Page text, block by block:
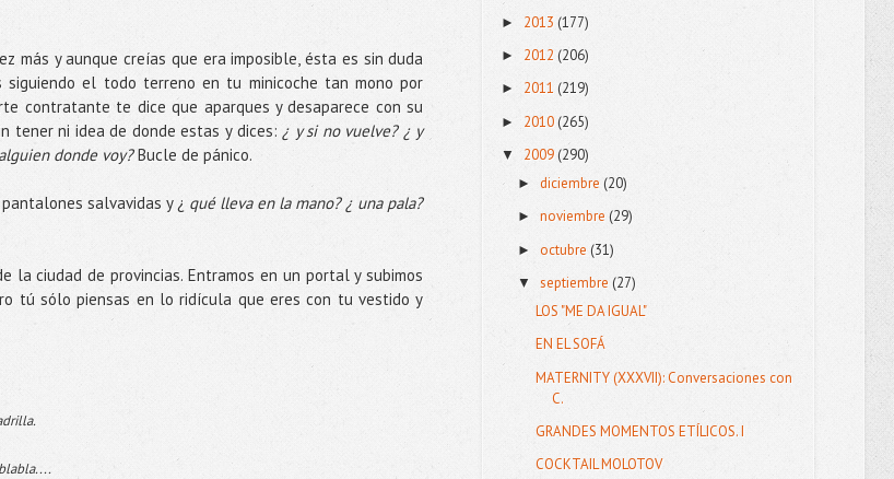
más y aunque creías que era imposible, ésta es sin duda
el todo terreno en tu minicoche tan mono por
contratante te dice que aparques y desaparece con su
tener ni idea de donde estas y dices:¿ y si no vuelve? ¿ y
donde voy?Bucle de pánico.
salvavidas y ¿ qué lleva en la mano? ¿ una pala?
ciudad de provincias. Entramos en un portal y subimos
tú sólo piensas en lo ridícula que eres con tu vestido y
► 2013 (177)
► 2012 (206)
► 2011 (219)
► 2010(265)
▼ 2009 (290)
►diciembre(20)
►noviembre(29)
►octubre(31)
▼ septiembre(27)
LOS "ME DA IGUAL"
EN EL SOFÁ
MATERNITY (XXXVII): Conversaciones con
C.
GRANDES MOMENTOS ETÍLICOS. I
COCKTAIL MOLOTOV